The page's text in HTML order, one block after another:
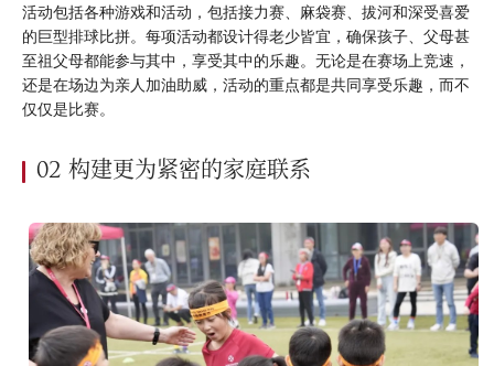
活动包括各种游戏和活动，包括接力赛、麻袋赛、拔河和深受喜爱
的巨型排球比拼。每项活动都设计得老少皆宜，确保孩子、父母甚
至祖父母都能参与其中，享受其中的乐趣。无论是在赛场上竞速，
还是在场边为亲人加油助威，活动的重点都是共同享受乐趣，而不
仅仅是比赛。
02 构建更为紧密的家庭联系